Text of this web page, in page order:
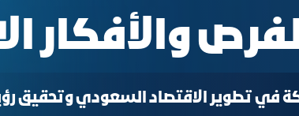
والأفكار
تطوير الاقتصاد السعودي وتحقيق رؤية